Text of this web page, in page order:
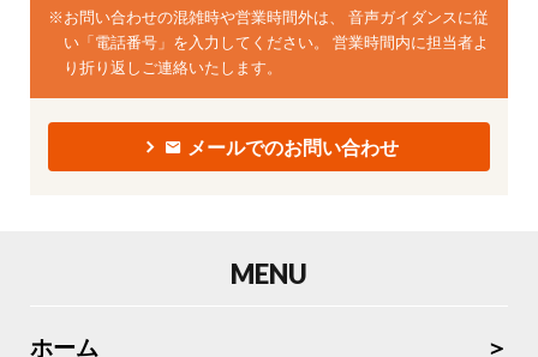
※お問い合わせの混雑時や営業時間外は、 音声ガイダンスに従
い「電話番号」を入力してください。 営業時間内に担当者よ
り折り返しご連絡いたします。
メールでのお問い合わせ
MENU
ホーム